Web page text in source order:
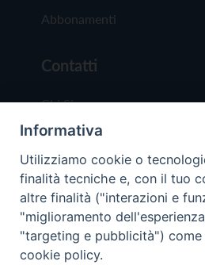
Abbonamenti
Contatti
Chi Siamo
Redazione
Scrivici
Copyright © 2019 -
Informativa
Utilizziamo cookie o
finalità tecniche e, con il tuo
altre finalità ("interazioni e
"miglioramento
"targeting e pubblicità")
cookie policy.